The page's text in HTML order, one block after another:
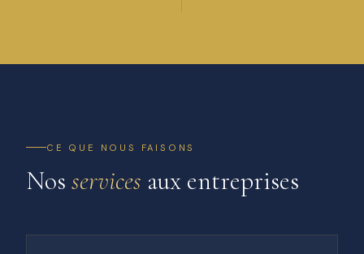
CE QUE NOUS FAISONS
Nos services aux entreprises